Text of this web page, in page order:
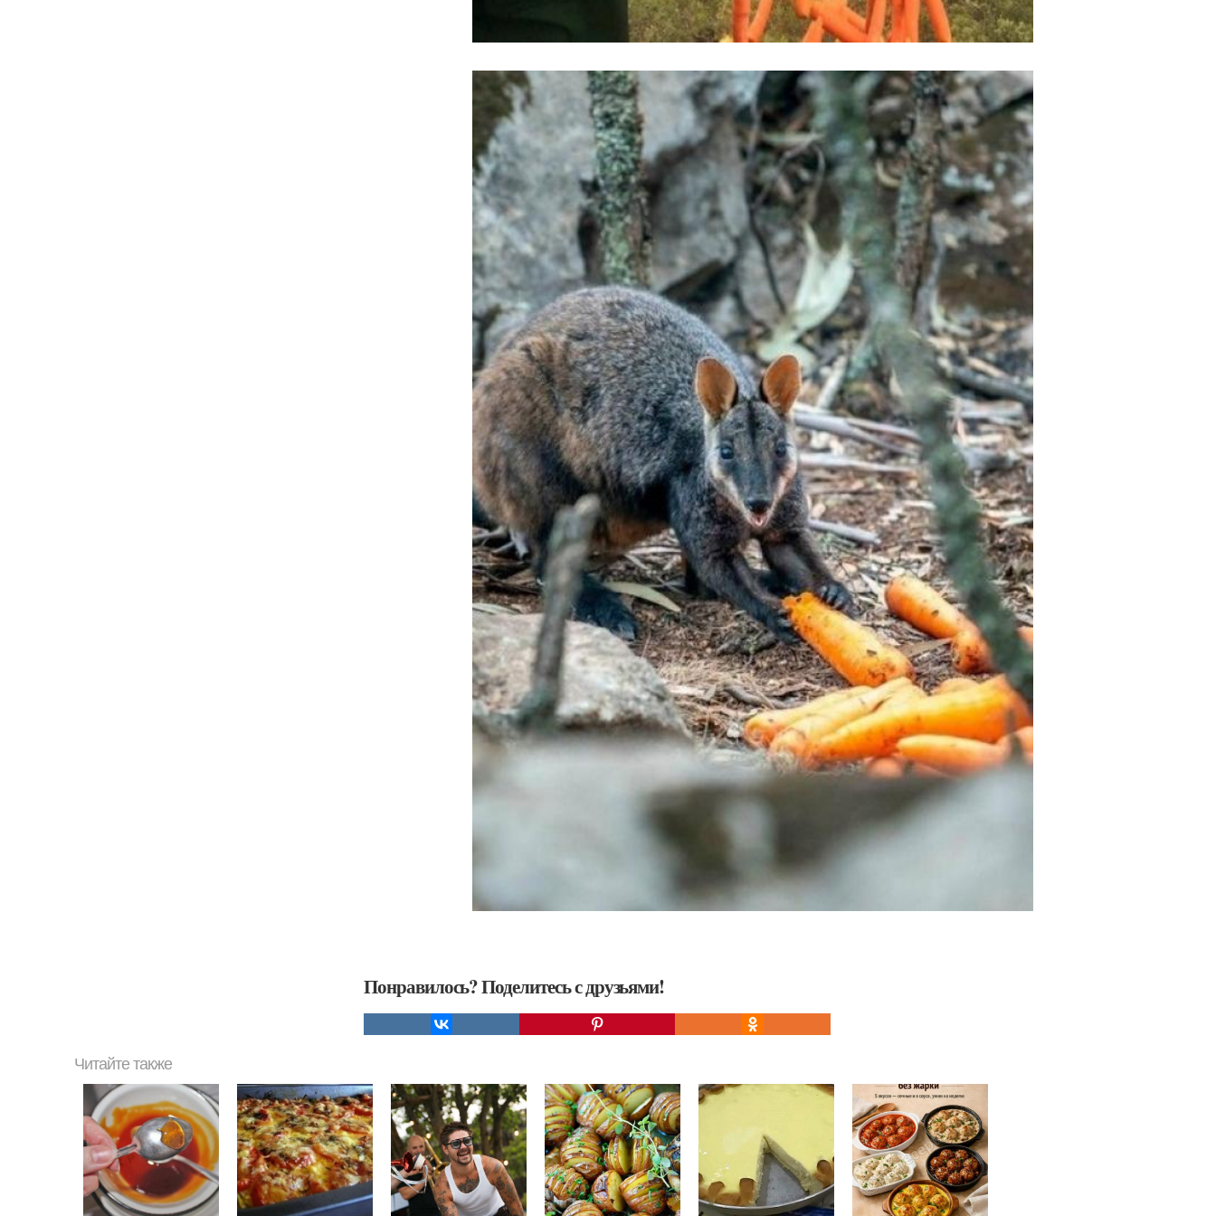
Понравилось? Поделитесь с друзьями!
Читайте также